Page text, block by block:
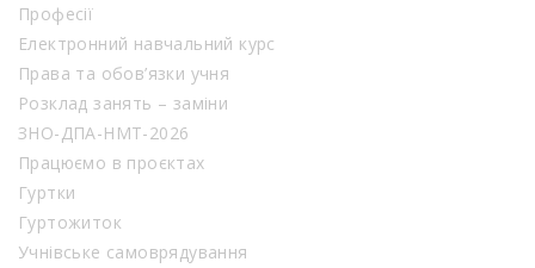
Професії
Електронний навчальний курс
Права та обов’язки учня
Розклад занять – заміни
ЗНО-ДПА-НМТ-2026
Працюємо в проєктах
Гуртки
Гуртожиток
Учнівське самоврядування